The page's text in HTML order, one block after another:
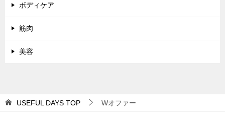
ボディケア
筋肉
美容
USEFUL DAYS TOP Wオファー